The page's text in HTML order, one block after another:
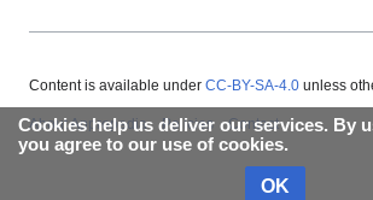
Cookies help us deliver our services. By
you agree to our use of cookies.
OK
Content is available under CC-BY-SA-4.0 unless
About Appropedia Policies Contact